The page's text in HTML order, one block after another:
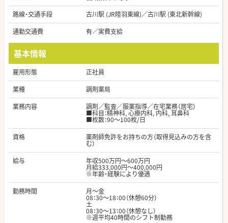
路線・交通手段
古川駅 (JR陸羽東線)／古川駅 (東北新幹線)
通勤交通費
有／実費支給
基本情報
雇用形態
正社員
業種
調剤薬局
業務内容
調剤／監査／服薬指導／在宅業務（居宅）
■科目：精神科, 心療内科, 内科, 耳鼻科
■枚数：90～100枚/日
資格
薬剤師免許をお持ちの方（取得見込みの方を含
む）
給与
年収500万円～600万円
月給333,000円～400,000円
※年齢・経験により優遇
勤務時間
月～金
08：30～18：00（休憩60分）
土
08：30～13：00（休憩なし）
※週平均40時間のシフト制勤務